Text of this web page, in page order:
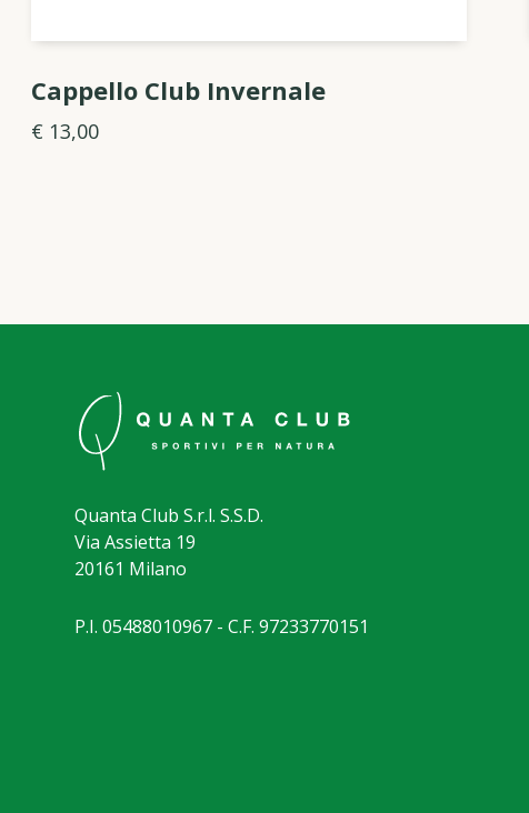
Cappello Club Invernale
€ 13,00
Quanta Club S.r.l. S.S.D.
Via Assietta 19
20161 Milano
P.I. 05488010967 - C.F. 97233770151